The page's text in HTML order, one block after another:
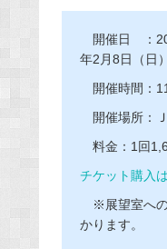
開催日 ：
年2月8日（日）
開催時間：
開催場所：
料金：1回
チケット購入
※展望室への
かります。